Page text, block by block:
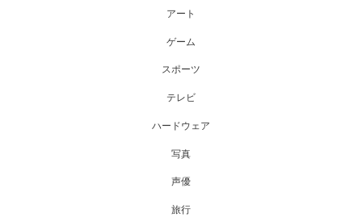
アート
ゲーム
スポーツ
テレビ
ハードウェア
写真
声優
旅行